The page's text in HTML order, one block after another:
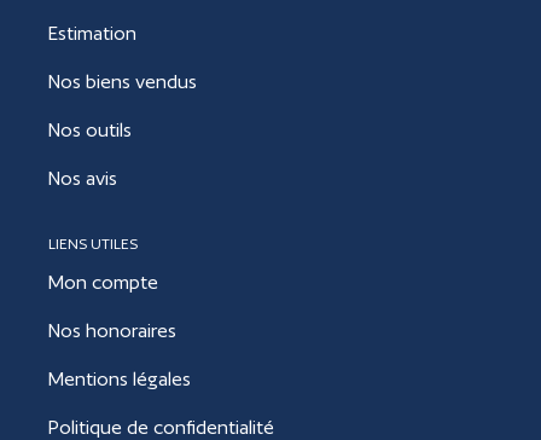
Estimation
Nos biens vendus
Nos outils
Nos avis
LIENS UTILES
Mon compte
Nos honoraires
Mentions légales
Politique de confidentialité